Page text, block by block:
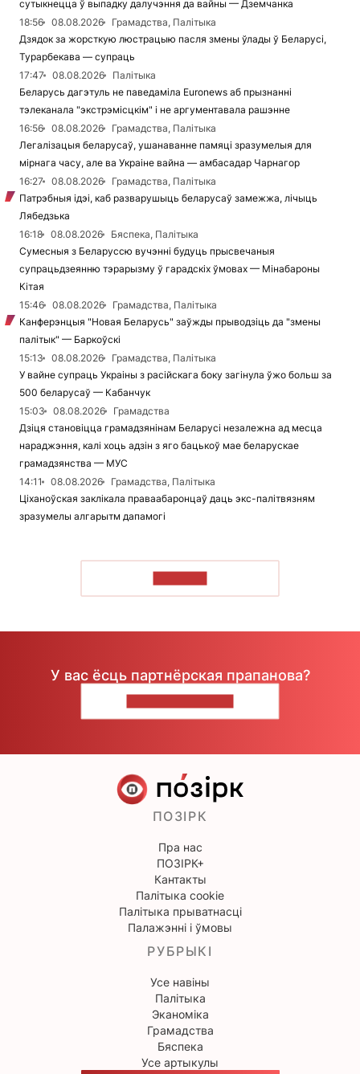
сутыкнецца ў выпадку далучэння да вайны — Дземчанка
18:56
08.08.2026
Грамадства, Палітыка
Дзядок за жорсткую люстрацыю пасля змены ўлады ў Беларусі,
Турарбекава — супраць
17:47
08.08.2026
Палітыка
Беларусь дагэтуль не паведаміла Euronews аб прызнанні
тэлеканала "экстрэмісцкім" і не аргументавала рашэнне
16:56
08.08.2026
Грамадства, Палітыка
Легалізацыя беларусаў, ушанаванне памяці зразумелыя для
мірнага часу, але ва Украіне вайна — амбасадар Чарнагор
16:27
08.08.2026
Грамадства, Палітыка
Патрэбныя ідэі, каб разварушыць беларусаў замежжа, лічыць
Лябедзька
16:18
08.08.2026
Бяспека, Палітыка
Сумесныя з Беларуссю вучэнні будуць прысвечаныя
супрацьдзеянню тэрарызму ў гарадскіх ўмовах — Мінабароны
Кітая
15:46
08.08.2026
Грамадства, Палітыка
Канферэнцыя "Новая Беларусь" заўжды прыводзіць да "змены
палітык" — Баркоўскі
15:13
08.08.2026
Грамадства, Палітыка
У вайне супраць Украіны з расійскага боку загінула ўжо больш за
500 беларусаў — Кабанчук
15:03
08.08.2026
Грамадства
Дзіця становіцца грамадзянінам Беларусі незалежна ад месца
нараджэння, калі хоць адзін з яго бацькоў мае беларускае
грамадзянства — МУС
14:11
08.08.2026
Грамадства, Палітыка
Ціханоўская заклікала праваабаронцаў даць экс-палітвязням
зразумелы алгарытм дапамогі
У вас ёсць партнёрская прапанова?
ПОЗІРК
Пра нас
ПОЗІРК+
Кантакты
Палітыка cookie
Палітыка прыватнасці
Палажэнні і ўмовы
РУБРЫКІ
Усе навіны
Палітыка
Эканоміка
Грамадства
Бяспека
Усе артыкулы